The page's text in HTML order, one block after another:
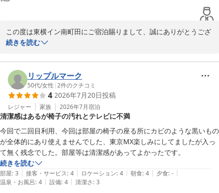
この度は東横イン南町田にご宿泊賜りまして、誠にありがとうござ
います。
申し上げます。
今後とも皆様にご満足いただけるホテルを目指し、サービス向上に
努めて参ります。
またのご利用を心よりお待ちしております。
東横ＩＮＮ南町田
2026-07-31
続きを読む
リップルマーク
50代/女性 |2件のクチコミ
4 2026年7月20日投稿
レジャー 家族 2026年7月宿泊
清潔感はあるが椅子の汚れとテレビに不満
今回で二回目利用、今回は部屋の椅子の座る所にカビのような黒いもの
が全体的にあり使えませんでした、東京MX楽しみにしてましたが入っ
て無く残念でした。部屋等は清潔感があってよかったです。
続きを読む
部屋: 3 | 接客・サービス: 4 | ロケーション: 4 | 朝食: 4 | 夕食: - |
温泉・お風呂: 4 | 設備: 4 | 清潔さ: 3